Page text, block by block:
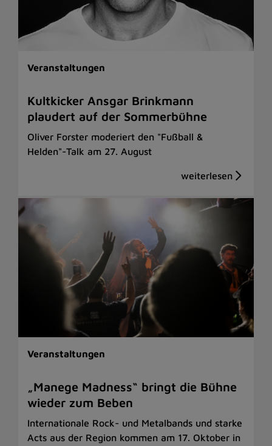
Veranstaltungen
Kultkicker Ansgar Brinkmann
plaudert auf der Sommerbühne
Oliver Forster moderiert den "Fußball &
Helden"-Talk am 27. August
Veranstaltungen
„Manege Madness“ bringt die Bühne
wieder zum Beben
Internationale Rock- und Metalbands und starke
Acts aus der Region kommen am 17. Oktober in